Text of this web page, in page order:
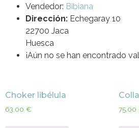
Vendedor: Bibiana
Dirección: Echegaray 10
22700 Jaca
Huesca
¡Aún no se han encontrado
Choker libélula
63,00 € 75,00